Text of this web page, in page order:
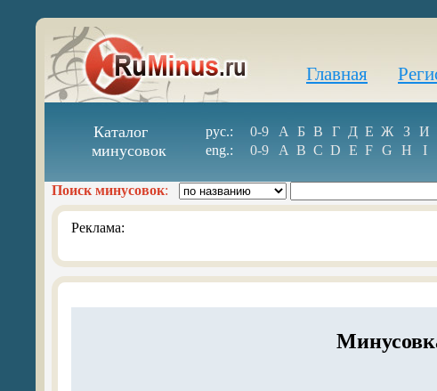
Главная
Каталог
минусовок
рус.: 0-9 А Б В Г Д Е Ж З И
eng.:
0-9 A B C D E F G H I
Поиск минусовок:
Реклама: